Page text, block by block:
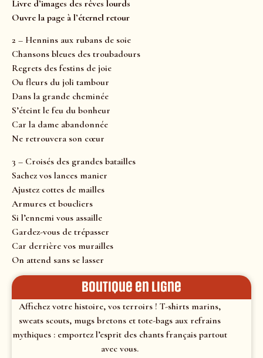
Livre d’images des rêves lourds
Ouvre la page à l’éternel retour
2 – Hennins aux rubans de soie
Chansons bleues des troubadours
Regrets des festins de joie
Ou fleurs du joli tambour
Dans la grande cheminée
S’éteint le feu du bonheur
Car la dame abandonnée
Ne retrouvera son cœur
3 – Croisés des grandes batailles
Sachez vos lances manier
Ajustez cottes de mailles
Armures et boucliers
Si l’ennemi vous assaille
Gardez-vous de trépasser
Car derrière vos murailles
On attend sans se lasser
Boutique en ligne
Affichez votre histoire, vos terroirs ! T-shirts marins,
sweats scouts, mugs bretons et tote-bags aux refrains
mythiques : emportez l’esprit des chants français partout
avec vous.